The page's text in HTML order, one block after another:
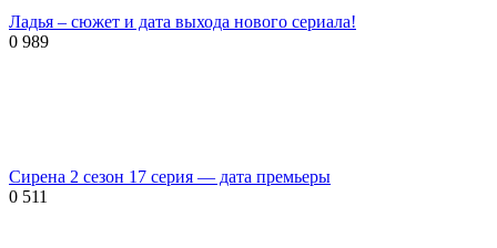
Ладья – сюжет и дата выхода нового сериала!
0 989
Сирена 2 сезон 17 серия — дата премьеры
0 511